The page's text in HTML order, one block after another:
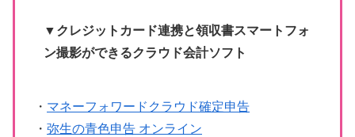
▼クレジットカード連携と領収書スマートフォ
ン撮影ができるクラウド会計ソフト
・ マネーフォワードクラウド確定申告
・ 弥生の青色申告 オンライン